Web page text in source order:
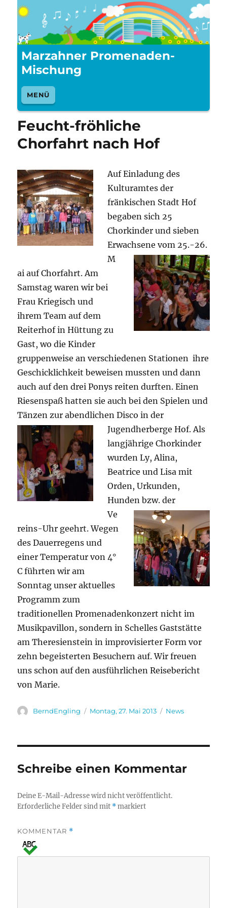
Marzahner Promenaden-
Mischung
MENÜ
Feucht-fröhliche
Chorfahrt nach Hof
Auf Einladung des
Kulturamtes der
fränkischen Stadt Hof
begaben sich 25
Chorkinder und sieben
Erwachsene vom 25.-26.
M
ai auf Chorfahrt. Am
Samstag waren wir bei
Frau Kriegisch und
ihrem Team auf dem
Reiterhof in Hüttung zu
Gast, wo die Kinder
gruppenweise an verschiedenen Stationen ihre
Geschicklichkeit beweisen mussten und dann
auch auf den drei Ponys reiten durften. Einen
Riesenspaß hatten sie auch bei den Spielen und
Tänzen zur abendlichen Discoin der
Jugendherberge Hof. Als
langjährige Chorkinder
wurden Ly, Alina,
Beatrice und Lisa mit
Orden, Urkunden,
Hunden bzw.der
Ve
reins-Uhr geehrt. Wegen
des Dauerregens und
einer Temperatur von 4°
C führten wir am
Sonntag unser aktuelles
Programm zum
traditionellen Promenadenkonzert nicht im
Musikpavillon, sondern in Schelles Gaststätte
am Theresienstein in improvisierter Form vor
zehn begeisterten Besuchern auf. Wir freuen
uns schon auf den ausführlichen Reisebericht
von Marie.
Autor
BerndEngling
Veröffentlicht
Montag, 27. Mai 2013 Kategorien
News
Schreibe einen Kommentar
Deine E-Mail-Adresse wird nicht veröffentlicht.
Erforderliche Felder sind mit *markiert
KOMMENTAR *